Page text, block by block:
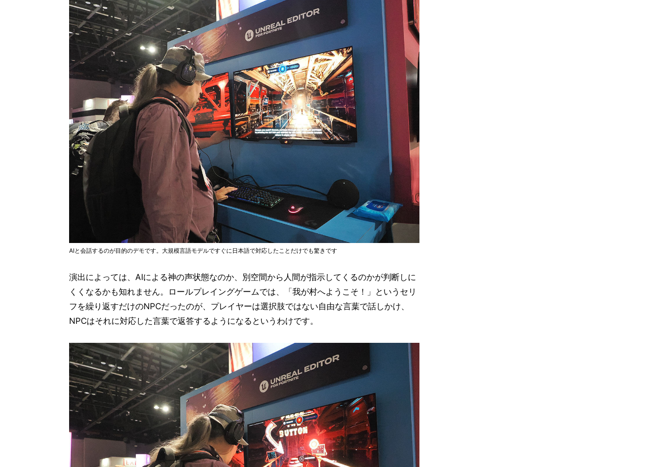
AIと会話するのが目的のデモです。大規模言語モデルですぐに日本語で対応したことだけでも驚きです
演出によっては、AIによる神の声状態なのか、別空間から人間が指示してくるのかが判断しに
くくなるかも知れません。ロールプレイングゲームでは、「我が村へようこそ！」というセリ
フを繰り返すだけのNPCだったのが、プレイヤーは選択肢ではない自由な言葉で話しかけ、
NPCはそれに対応した言葉で返答するようになるというわけです。